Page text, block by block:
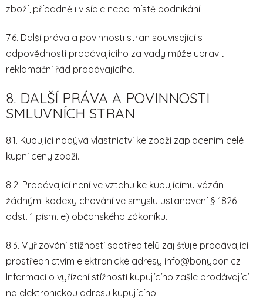
zboží, případně i v sídle nebo místě podnikání.
7.6. Další práva a povinnosti stran související s
odpovědností prodávajícího za vady může upravit
reklamační řád prodávajícího.
8. DALŠÍ PRÁVA A POVINNOSTI
SMLUVNÍCH STRAN
8.1. Kupující nabývá vlastnictví ke zboží zaplacením celé
kupní ceny zboží.
8.2. Prodávající není ve vztahu ke kupujícímu vázán
žádnými kodexy chování ve smyslu ustanovení § 1826
odst. 1 písm. e) občanského zákoníku.
8.3. Vyřizování stížností spotřebitelů zajišťuje prodávající
prostřednictvím elektronické adresy info@bonybon.cz
Informaci o vyřízení stížnosti kupujícího zašle prodávající
na elektronickou adresu kupujícího.